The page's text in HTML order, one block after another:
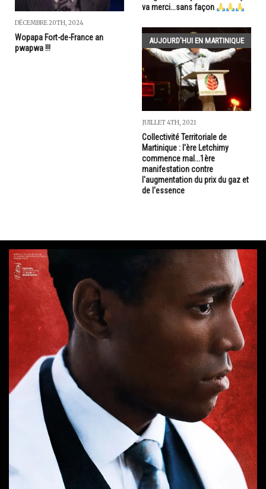
DÉCEMBRE 20TH, 2024
Wopapa Fort-de-France an
pwapwa !!!
va merci...sans façon
AUJOURD'HUI EN MARTINIQUE
JUILLET 4TH, 2021
Collectivité Territoriale de
Martinique : l'ère Letchimy
commence mal...1ère
manifestation contre
l'augmentation du prix du gaz et
de l'essence